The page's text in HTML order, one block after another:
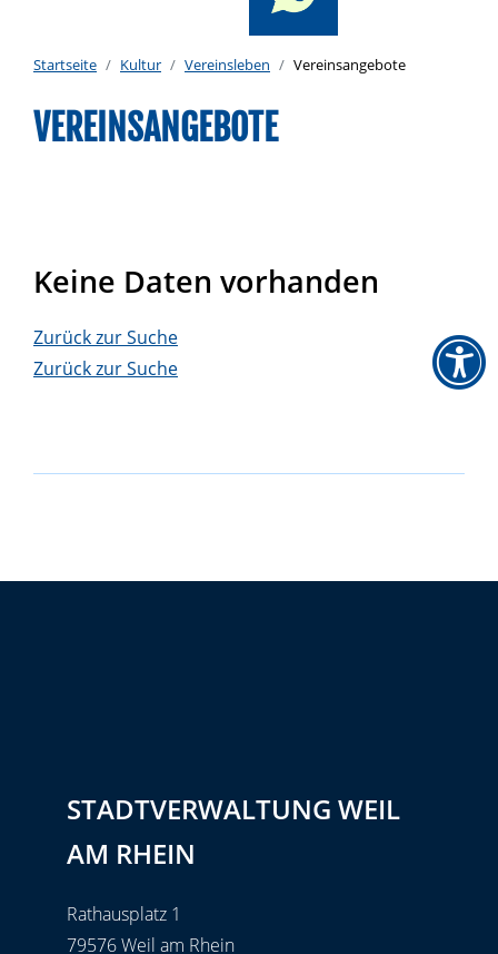
Startseite Kultur Vereinsleben Vereinsangebote
VEREINSANGEBOTE
Keine Daten vorhanden
Zurück zur Suche
Zurück zur Suche
STADTVERWALTUNG WEIL
AM RHEIN
Rathausplatz 1
79576 Weil am Rhein